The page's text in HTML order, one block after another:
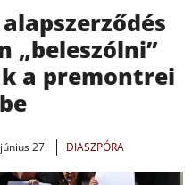
„beleszólni”
a premontrei
27. DIASZPÓRA